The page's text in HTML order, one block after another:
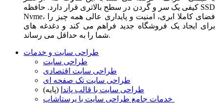
کیفی یک سر و گردن در سطح بالاتری قرار دارد. حافظه SSD
Nvme، فضای کاملا ابری، امنیت و پایداری عالی همه چیز را
برای ایجاد یک فروشگاه جدید فراهم می کند و دغدغه های
شما را به حداقل می رساند.
طراحی سایت و خدمات
طراحی سایت
طراحی سایت اقتصادی
طراحی سایت تک صفحه ای
طراحی سایت با قالب پاندا (پایه)